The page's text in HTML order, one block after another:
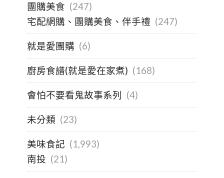
團購美食 (247)
宅配網購、團購美食、伴手禮 (247)
就是愛團購 (6)
廚房食譜(就是愛在家煮) (168)
會怕不要看鬼故事系列 (4)
未分類 (23)
美味食記 (1,993)
南投 (21)